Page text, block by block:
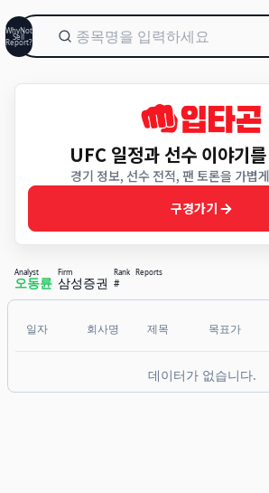
WhyNot
Sell
Report?
UFC 일정과 선수 이야기
경기 정보, 선수 전적, 팬 토론을 가볍
구경가기
Analyst
오동륜
Firm
삼성증권
Rank
#
Reports
데이터가 없습니다.
일자 회사명 제목 목표가